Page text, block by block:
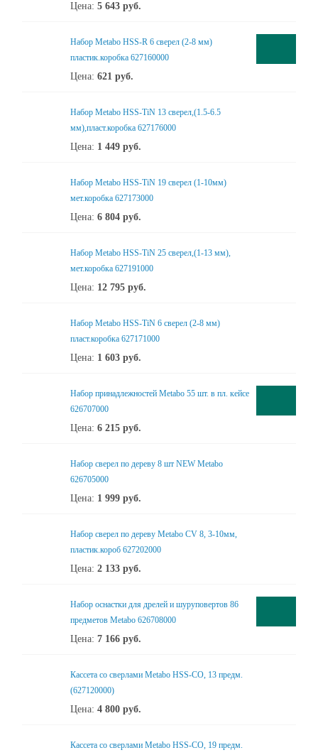
Цена: 5 643 руб.
Набор Metabo HSS-R 6 сверел (2-8 мм)
пластик.коробка 627160000
Цена: 621 руб.
Набор Metabo HSS-TiN 13 сверел,(1.5-6.5
мм),пласт.коробка 627176000
Цена: 1 449 руб.
Набор Metabo HSS-TiN 19 сверел (1-10мм)
мет.коробка 627173000
Цена: 6 804 руб.
Набор Metabo HSS-TiN 25 сверел,(1-13 мм),
мет.коробка 627191000
Цена: 12 795 руб.
Набор Metabo HSS-TiN 6 сверел (2-8 мм)
пласт.коробка 627171000
Цена: 1 603 руб.
Набор принадлежностей Metabo 55 шт. в пл. кейсе
626707000
Цена: 6 215 руб.
Набор сверел по дереву 8 шт NEW Metabo
626705000
Цена: 1 999 руб.
Набор сверел по дереву Metabo CV 8, 3-10мм,
пластик.короб 627202000
Цена: 2 133 руб.
Набор оснастки для дрелей и шуруповертов 86
предметов Metabo 626708000
Цена: 7 166 руб.
Кассета со сверлами Metabo HSS-CO, 13 предм.
(627120000)
Цена: 4 800 руб.
Кассета со сверлами Metabo HSS-CO, 19 предм.